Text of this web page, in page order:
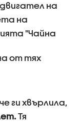
на
на
"Чайна
от тях
ги хвърлила,
Тя